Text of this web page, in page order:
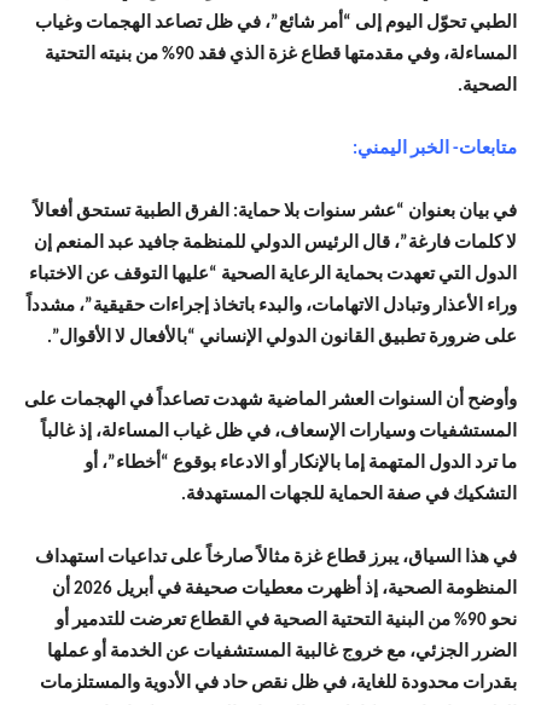
الطبي تحوّل اليوم إلى “أمر شائع”، في ظل تصاعد الهجمات وغياب
المساءلة، وفي مقدمتها قطاع غزة الذي فقد 90% من بنيته التحتية
الصحية.
متابعات- الخبر اليمني:
في بيان بعنوان “عشر سنوات بلا حماية: الفرق الطبية تستحق أفعالاً
لا كلمات فارغة”، قال الرئيس الدولي للمنظمة جافيد عبد المنعم إن
الدول التي تعهدت بحماية الرعاية الصحية “عليها التوقف عن الاختباء
وراء الأعذار وتبادل الاتهامات، والبدء باتخاذ إجراءات حقيقية”، مشدداً
على ضرورة تطبيق القانون الدولي الإنساني “بالأفعال لا الأقوال”.
وأوضح أن السنوات العشر الماضية شهدت تصاعداً في الهجمات على
المستشفيات وسيارات الإسعاف، في ظل غياب المساءلة، إذ غالباً
ما ترد الدول المتهمة إما بالإنكار أو الادعاء بوقوع “أخطاء”، أو
التشكيك في صفة الحماية للجهات المستهدفة.
في هذا السياق، يبرز قطاع غزة مثالاً صارخاً على تداعيات استهداف
المنظومة الصحية، إذ أظهرت معطيات صحيفة في أبريل 2026 أن
نحو 90% من البنية التحتية الصحية في القطاع تعرضت للتدمير أو
الضرر الجزئي، مع خروج غالبية المستشفيات عن الخدمة أو عملها
بقدرات محدودة للغاية، في ظل نقص حاد في الأدوية والمستلزمات